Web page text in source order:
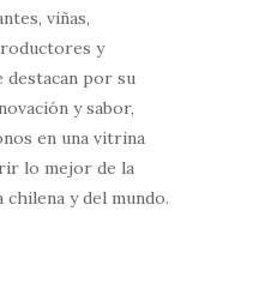
viñas,
y
destacan por su
y sabor,
en una vitrina
lo mejor de la
y del mundo.